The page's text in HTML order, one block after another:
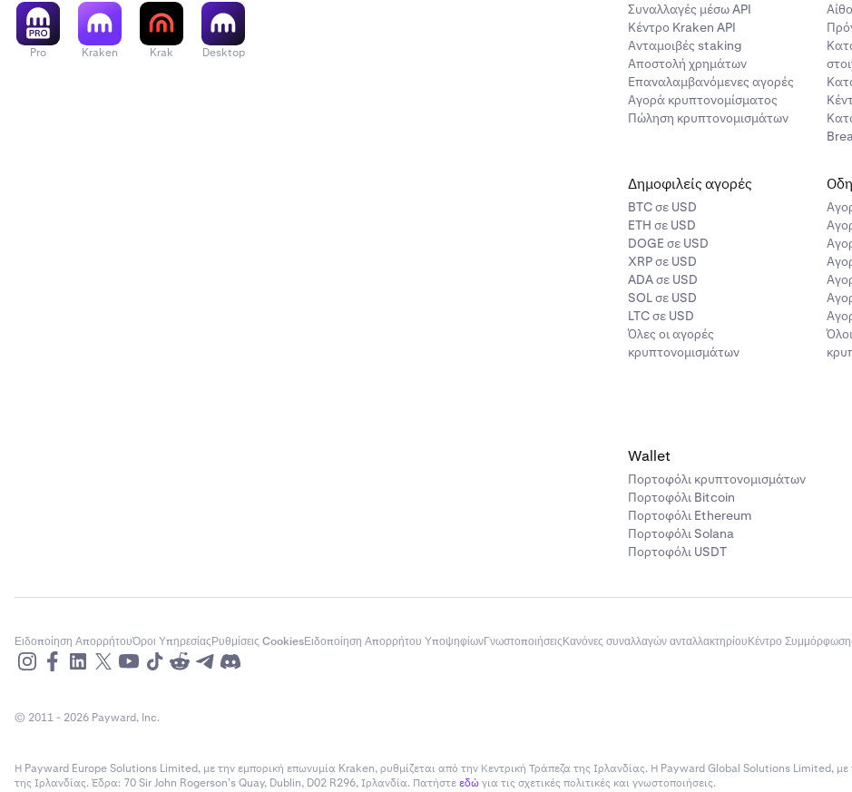
Pro Kraken Krak Desktop
Συναλλαγές μέσω API
Κέντρο Kraken API
Ανταμοιβές staking
Αποστολή χρημάτων
Επαναλαμβανόμενες αγορές
Αγορά κρυπτονομίσματος
Πώληση κρυπτονομισμάτων
Δημοφιλείς αγορές
BTC σε USD
ETH σε USD
DOGE σε USD
XRP σε USD
ADA σε USD
SOL σε USD
LTC σε USD
Όλες οι αγορές
κρυπτονομισμάτων
Wallet
Πορτοφόλι κρυπτονομισμάτων
Πορτοφόλι Bitcoin
Πορτοφόλι Ethereum
Πορτοφόλι Solana
Πορτοφόλι USDT
Ειδοποίηση ΑπορρήτουΌροι ΥπηρεσίαςΡυθμίσεις CookiesΕιδοποίηση Απορρήτου ΥποψηφίωνΓνωστοποιήσειςΚανόνες συναλλαγών ανταλλακτηρίουΚέντρο
© 2011 - 2026 Payward, Inc.
Η Payward Europe Solutions Limited, με την εμπορική επωνυμία Kraken, ρυθμίζεται από την Κεντρική Τράπεζα της Ιρλανδίας. Η Payward Global Solutions Limited,
της Ιρλανδίας. Έδρα: 70 Sir John Rogerson’s Quay, Dublin, D02 R296, Ιρλανδία. Πατήστεεδώγια τις σχετικές πολιτικές και γνωστοποιήσεις.